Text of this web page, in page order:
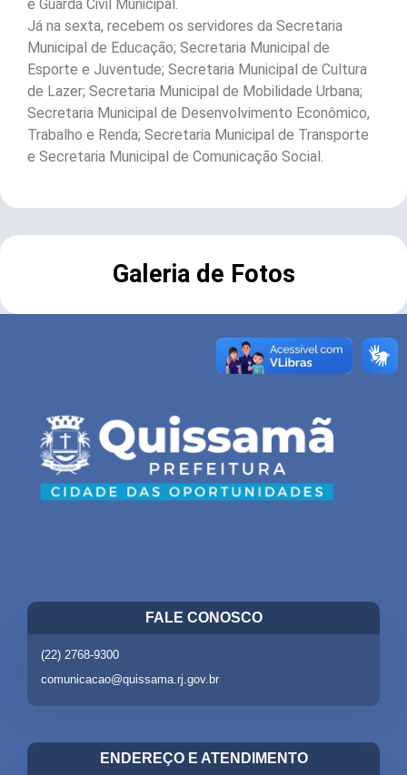
e Guarda Civil Municipal.
Já na sexta, recebem os servidores da Secretaria
Municipal de Educação; Secretaria Municipal de
Esporte e Juventude; Secretaria Municipal de Cultura
de Lazer; Secretaria Municipal de Mobilidade Urbana;
Secretaria Municipal de Desenvolvimento Econômico,
Trabalho e Renda; Secretaria Municipal de Transporte
e Secretaria Municipal de Comunicação Social.
Galeria de Fotos
FALE CONOSCO
(22) 2768-9300
comunicacao@quissama.rj.gov.br
ENDEREÇO E ATENDIMENTO